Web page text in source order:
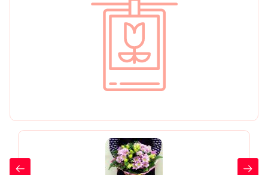
Цветы любимой